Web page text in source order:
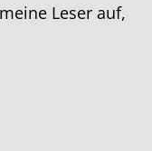
Leser auf,